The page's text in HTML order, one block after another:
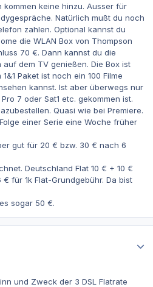
kommen keine hinzu. Ausser für
Natürlich mußt du noch
zahlen. Optional kannst du
die WLAN Box von Thompson
70 €. Dann kannst du die
dem TV genießen. Die Box ist
Paket ist noch ein 100 Filme
kannst. Ist aber überwegs nur
7 oder Sat1 etc. gekommen ist.
Quasi wie bei Premiere.
einer Serie eine Woche früher
gut für 20 € bzw. 30 € nach 6
Deutschland Flat 10 € + 10 €
für 1k Flat-Grundgebühr. Da bist
sogar 50 €.
und Zweck der 3 DSL Flatrate